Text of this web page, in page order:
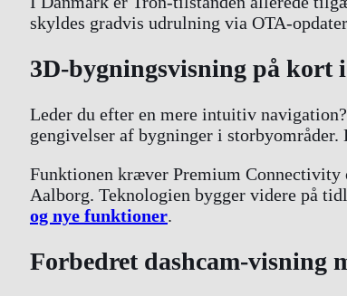
skyldes gradvis udrulning via OTA-
3D-bygningsvisning på kort
Leder du efter en mere intuitiv
gengivelser af bygninger i
Funktionen kræver Premium Connectivity
Aalborg. Teknologien bygger videre på
og nye funktioner.
Forbedret dashcam-visning